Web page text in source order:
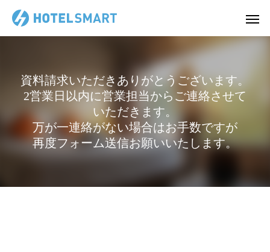
資料請求いただきありがとうございます。
2営業日以内に営業担当からご連絡させて
いただきます。
万が一連絡がない場合はお手数ですが
再度フォーム送信お願いいたします。